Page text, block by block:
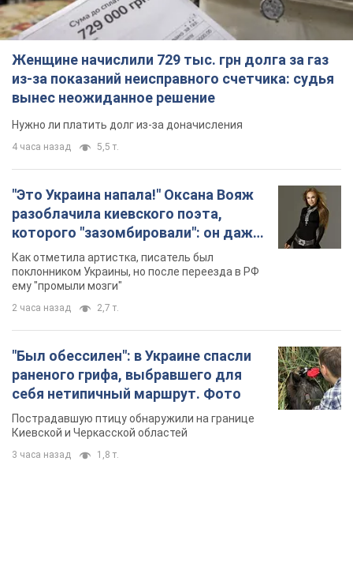
Женщине начислили 729 тыс. грн долга за газ
из-за показаний неисправного счетчика: судья
вынес неожиданное решение
Нужно ли платить долг из-за доначисления
4 часа назад 5,5 т.
"Это Украина напала!" Оксана Вояж
разоблачила киевского поэта,
которого "зазомбировали": он даже
русского не знал, а теперь хочет
геноцида украинцев
Как отметила артистка, писатель был
поклонником Украины, но после переезда в РФ
ему "промыли мозги"
2 часа назад 2,7 т.
"Был обессилен": в Украине спасли
раненого грифа, выбравшего для
себя нетипичный маршрут. Фото
Пострадавшую птицу обнаружили на границе
Киевской и Черкасской областей
3 часа назад 1,8 т.